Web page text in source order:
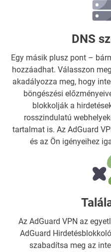
DNS
Egy másik plusz pont –
hozzáadhat. Válasszon
akadályozza meg, hogy
böngészési
blokkolják a
rosszindulatú
tartalmat is. Az AdGuard
és az Ön igényeihez
Az AdGuard VPN az
AdGuard
szabadítsa meg az